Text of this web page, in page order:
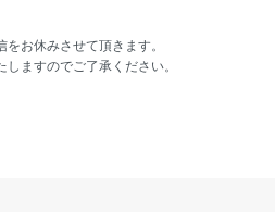
お休みさせて頂きます。
ますのでご了承ください。